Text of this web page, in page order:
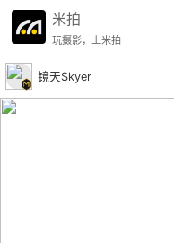
米拍
玩摄影，上米拍
镜天Skyer